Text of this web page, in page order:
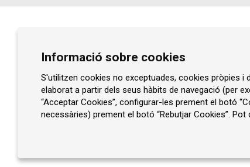
08401 Granollers
93 860 47 29
info@rocaumbert.cat
Informació sobre cookies
S'utilitzen cookies no exceptuades, cookies pròpies i
elaborat a partir dels seus hàbits de navegació (per
“Acceptar Cookies”, configurar-les prement el botó
necessàries) prement el botó “Rebutjar Cookies”.